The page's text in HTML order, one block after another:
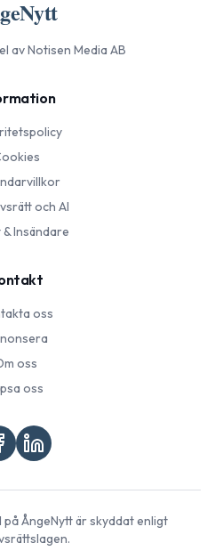
av Notisen Media AB
och AI
Insändare
oss
oss
oss
påÅngeNyttär skyddat enligt